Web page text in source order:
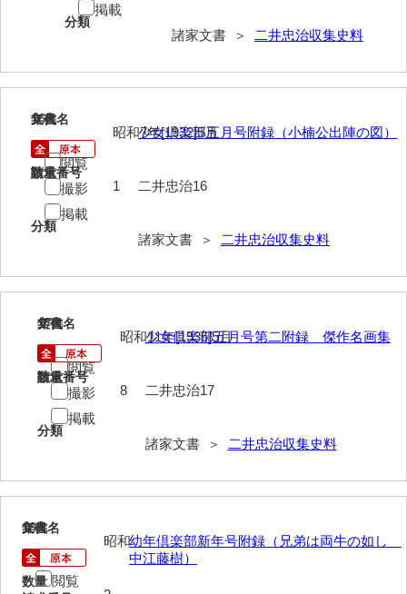
河田家文書
河野家文書（美祢市）
神田一・二宮関係文書
神本正律文書
木津屋家文書
木部家文書
木村一人文書
分類
諸家文書 ＞ 二井忠治収集史料
掲載
16
文書名
少女倶楽部五月号附録（小楠公出陣の図）
請求番号
二井忠治16
分類
諸家文書 ＞ 二井忠治収集史料
年代
昭和7年[1932]5月
数量
1
閲覧
撮影
掲載
17
文書名
少女倶楽部五月号第二附録 傑作名画集
請求番号
二井忠治17
分類
諸家文書 ＞ 二井忠治収集史料
年代
昭和11年[1936]5月
数量
8
閲覧
撮影
掲載
18
文書名
幼年倶楽部新年号附録（兄弟は両牛の如し
中江藤樹）
年代
昭和
数量 閲覧